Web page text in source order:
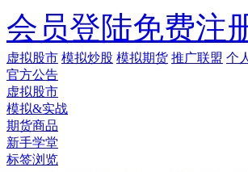
会员登陆免费注
虚拟股市 模拟炒股 模拟期货 推广联盟 个
官方公告
虚拟股市
模拟&实战
期货商品
新手学堂
标签浏览